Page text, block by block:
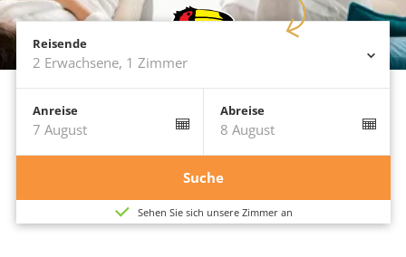
Reisende
2 Erwachsene, 1 Zimmer
Anreise
7 August
Abreise
8 August
Suche
Sehen Sie sich unsere Zimmer an